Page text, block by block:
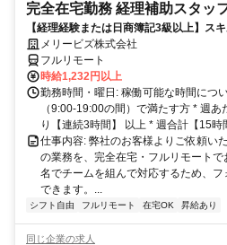
完全在宅勤務 経理補助スタッ
【経理経験または日商簿記3級以上】ス
～。完全在宅で育児・介護中の方も大歓迎
メリービズ株式会社
フルリモート
時給1,232円以上
勤務時間・曜日: 稼働可能な時間につ
（9:00-19:00の間）で満たす方 * 週
り【連続3時間】 以上 * 週合計【15時
仕事内容: 弊社のお客様よりご依頼い
の業務を、完全在宅・フルリモート
名でチームを組んで対応するため、
できます。...
シフト自由 フルリモート 在宅OK 昇給あり
同じ企業の求人